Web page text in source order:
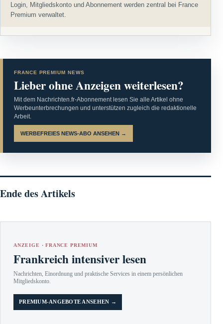
Login, Mitgliedskonto und Abonnement werden zentral bei France
Premium verwaltet.
FRANCE PREMIUM NEWS
Lieber ohne Anzeigen weiterlesen?
Mit dem Nachrichten.fr-Abonnement lesen Sie alle Artikel ohne
Werbeunterbrechungen und unterstützen zugleich die redaktionelle
Arbeit.
WERBEFREIES NEWS-ABO ANSEHEN →
Ende des Artikels
ANZEIGE · FRANCE PREMIUM
Frankreich intensiver lesen
Nachrichten, Einordnung und praktische Services in einem persönlichen
Mitgliedskonto.
PREMIUM-ANGEBOTE ANSEHEN →